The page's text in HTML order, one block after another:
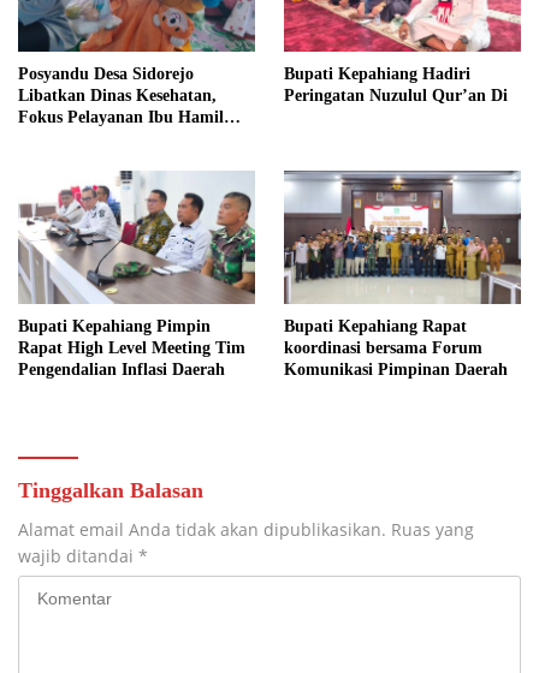
Posyandu Desa Sidorejo
Libatkan Dinas Kesehatan,
Fokus Pelayanan Ibu Hamil
Bupati Kepahiang Hadiri
Peringatan Nuzulul Qur’an Di
Bupati Kepahiang Pimpin
Rapat High Level Meeting Tim
Pengendalian Inflasi Daerah
Bupati Kepahiang Rapat
koordinasi bersama Forum
Komunikasi Pimpinan Daerah
Tinggalkan Balasan
Alamat email Anda tidak akan dipublikasikan. Ruas yang
wajib ditandai *